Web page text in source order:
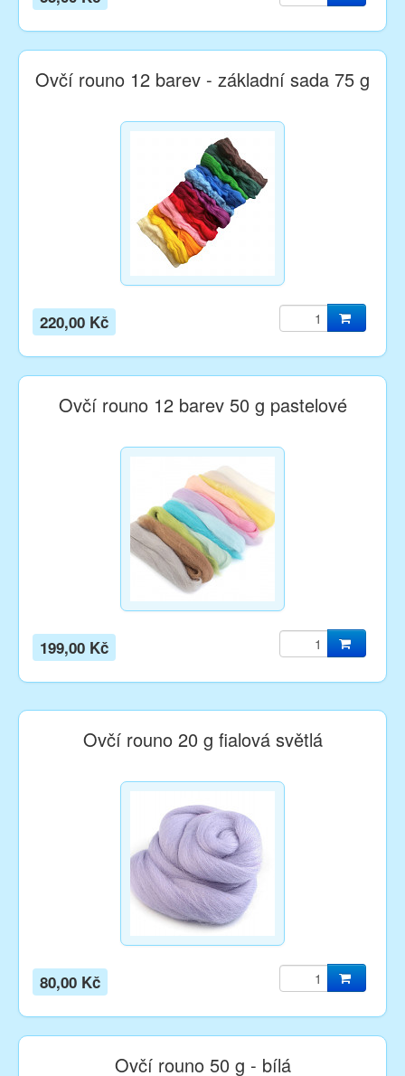
Ovčí rouno 12 barev - základní sada 75 g
220,00 Kč
Ovčí rouno 12 barev 50 g pastelové
199,00 Kč
Ovčí rouno 20 g fialová světlá
80,00 Kč
Ovčí rouno 50 g - bílá